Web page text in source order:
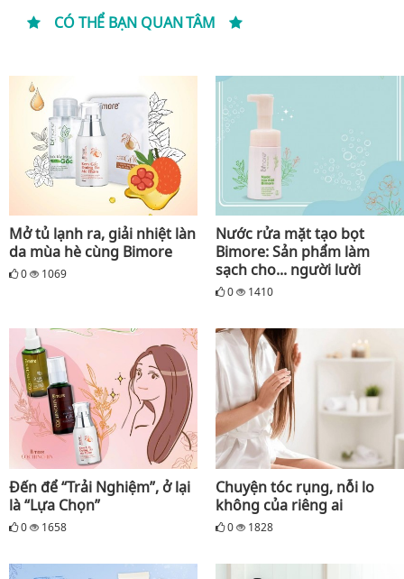
CÓ THỂ BẠN QUAN TÂM
Mở tủ lạnh ra, giải nhiệt làn
da mùa hè cùng Bimore
0 1069
Nước rửa mặt tạo bọt
Bimore: Sản phẩm làm
sạch cho... người lười
0 1410
Đến để “Trải Nghiệm”, ở lại
là “Lựa Chọn”
0 1658
Chuyện tóc rụng, nỗi lo
không của riêng ai
0 1828